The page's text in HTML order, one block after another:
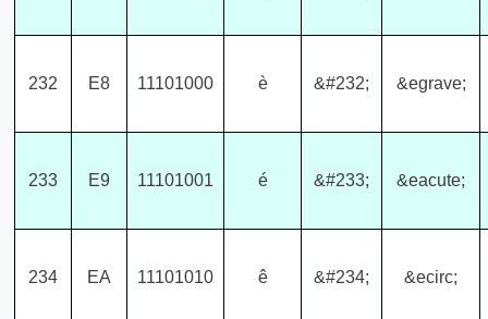
232 E8 11101000 è &#232; &egrave;
233 E9 11101001 é &#233; &eacute;
234 EA 11101010 ê &#234; &ecirc;